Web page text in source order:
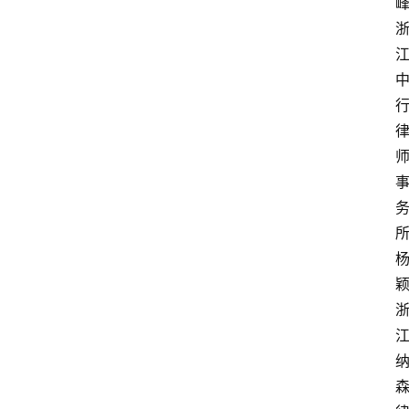
浙
江
中
行
律
师
事
务
所
杨
颖
浙
江
纳
森